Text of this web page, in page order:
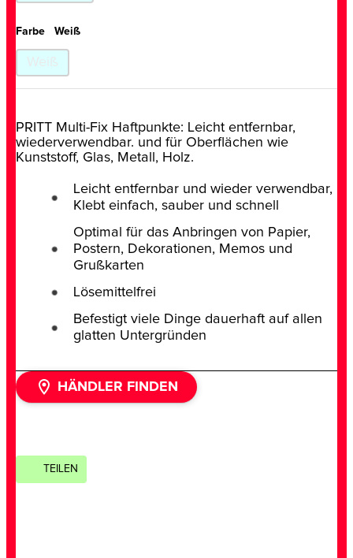
Farbe Weiß
PRITT Multi-Fix Haftpunkte: Leicht entfernbar,
wiederverwendbar. und für Oberflächen wie
Kunststoff, Glas, Metall, Holz.
Leicht entfernbar und wieder verwendbar,
Klebt einfach, sauber und schnell
Optimal für das Anbringen von Papier,
Postern, Dekorationen, Memos und
Grußkarten​
Lösemittelfrei
Befestigt viele Dinge dauerhaft auf allen
glatten Untergründen
HÄNDLER FINDEN
TEILEN